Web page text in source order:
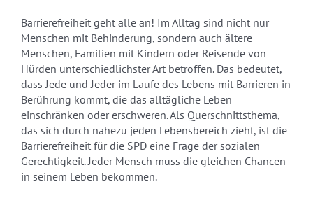
Barrierefreiheit geht alle an! Im Alltag sind nicht nur
Menschen mit Behinderung, sondern auch ältere
Menschen, Familien mit Kindern oder Reisende von
Hürden unterschiedlichster Art betroffen. Das bedeutet,
dass Jede und Jeder im Laufe des Lebens mit Barrieren in
Berührung kommt, die das alltägliche Leben
einschränken oder erschweren. Als Querschnittsthema,
das sich durch nahezu jeden Lebensbereich zieht, ist die
Barrierefreiheit für die SPD eine Frage der sozialen
Gerechtigkeit. Jeder Mensch muss die gleichen Chancen
in seinem Leben bekommen.